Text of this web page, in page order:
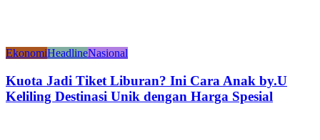
EkonomiHeadlineNasional
Kuota Jadi Tiket Liburan? Ini Cara Anak by.U
Keliling Destinasi Unik dengan Harga Spesial